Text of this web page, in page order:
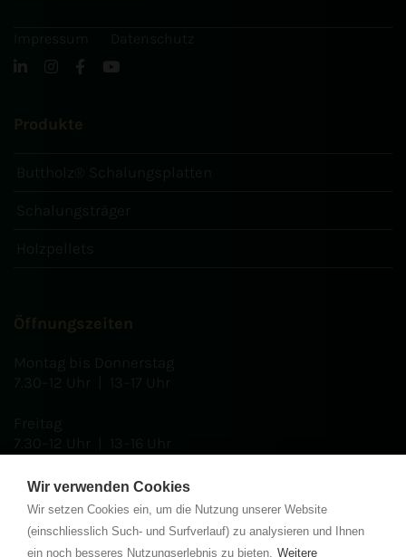
Wir verwenden Cookies
Wir setzen Cookies ein, um die Nutzung unserer Website
(einschliesslich Such- und Surfverlauf) zu analysieren und Ihnen
ein noch besseres Nutzungserlebnis zu bieten. Weitere
Impressum Datenschutz
Öffnungszeiten
Montag bis Donnerstag
7.30–12 Uhr | 13–17 Uhr
Freitag
7.30–12 Uhr | 13–16 Uhr
Zertifikate
Produkte
Buttholz® Schalungsplatten
Schalungsträger
Holzpellets